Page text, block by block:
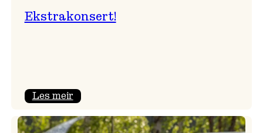
Ekstrakonsert!
Les meir: